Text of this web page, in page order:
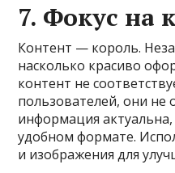
7. Фокус на
Контент — король.
насколько красиво
контент не
пользователей, они не
информация
удобном формате.
и изображения для